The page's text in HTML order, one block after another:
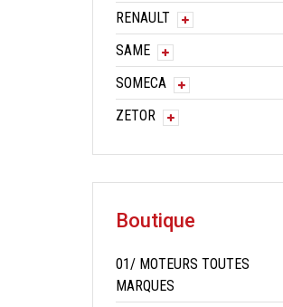
RENAULT
SAME
SOMECA
ZETOR
Boutique
01/ MOTEURS TOUTES
MARQUES